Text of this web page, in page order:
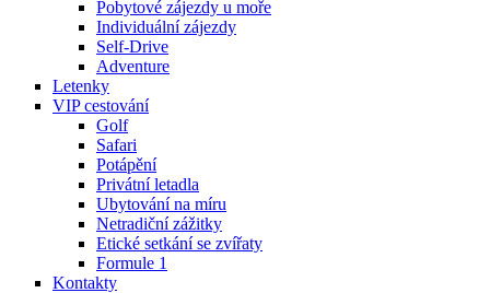
Pobytové zájezdy u moře
Individuální zájezdy
Self-Drive
Adventure
Letenky
VIP cestování
Golf
Safari
Potápění
Privátní letadla
Ubytování na míru
Netradiční zážitky
Etické setkání se zvířaty
Formule 1
Kontakty